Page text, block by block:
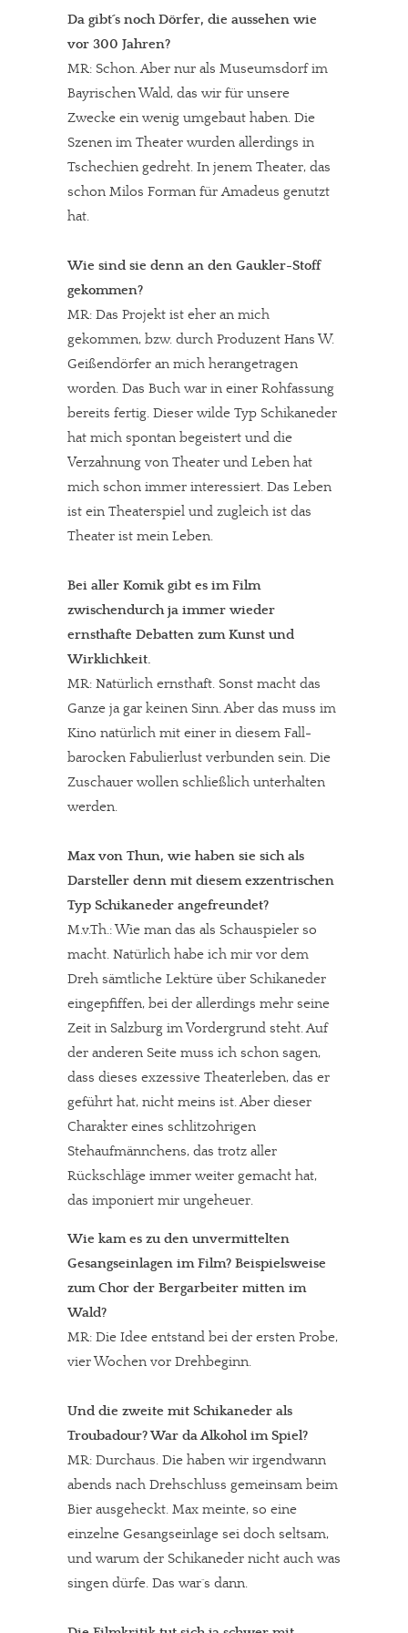
Da gibt´s noch Dörfer, die aussehen wie
vor 300 Jahren?
MR: Schon. Aber nur als Museumsdorf im
Bayrischen Wald, das wir für unsere
Zwecke ein wenig umgebaut haben. Die
Szenen im Theater wurden allerdings in
Tschechien gedreht. In jenem Theater, das
schon Milos Forman für Amadeus genutzt
hat.
Wie sind sie denn an den Gaukler-Stoff
gekommen?
MR: Das Projekt ist eher an mich
gekommen, bzw. durch Produzent Hans W.
Geißendörfer an mich herangetragen
worden. Das Buch war in einer Rohfassung
bereits fertig. Dieser wilde Typ Schikaneder
hat mich spontan begeistert und die
Verzahnung von Theater und Leben hat
mich schon immer interessiert. Das Leben
ist ein Theaterspiel und zugleich ist das
Theater ist mein Leben.
Bei aller Komik gibt es im Film
zwischendurch ja immer wieder
ernsthafte Debatten zum Kunst und
Wirklichkeit.
MR: Natürlich ernsthaft. Sonst macht das
Ganze ja gar keinen Sinn. Aber das muss im
Kino natürlich mit einer in diesem Fall-
barocken Fabulierlust verbunden sein. Die
Zuschauer wollen schließlich unterhalten
werden.
Max von Thun, wie haben sie sich als
Darsteller denn mit diesem exzentrischen
Typ Schikaneder angefreundet?
M.v.Th.: Wie man das als Schauspieler so
macht. Natürlich habe ich mir vor dem
Dreh sämtliche Lektüre über Schikaneder
eingepfiffen, bei der allerdings mehr seine
Zeit in Salzburg im Vordergrund steht. Auf
der anderen Seite muss ich schon sagen,
dass dieses exzessive Theaterleben, das er
geführt hat, nicht meins ist. Aber dieser
Charakter eines schlitzohrigen
Stehaufmännchens, das trotz aller
Rückschläge immer weiter gemacht hat,
das imponiert mir ungeheuer.
Wie kam es zu den unvermittelten
Gesangseinlagen im Film? Beispielsweise
zum Chor der Bergarbeiter mitten im
Wald?
MR: Die Idee entstand bei der ersten Probe,
vier Wochen vor Drehbeginn.
Und die zweite mit Schikaneder als
Troubadour? War da Alkohol im Spiel?
MR: Durchaus. Die haben wir irgendwann
abends nach Drehschluss gemeinsam beim
Bier ausgeheckt. Max meinte, so eine
einzelne Gesangseinlage sei doch seltsam,
und warum der Schikaneder nicht auch was
singen dürfe. Das war´s dann.